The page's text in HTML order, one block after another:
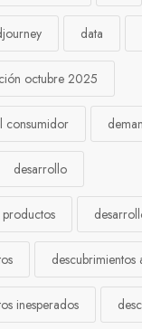
data
octubre 2025
consumidor
desarrollo
descubrimientos
inesperados